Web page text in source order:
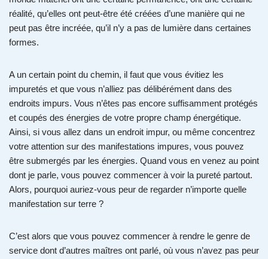
réalité, qu’elles ont peut-être été créées d’une manière qui ne
peut pas être incréée, qu’il n’y a pas de lumière dans certaines
formes.
A un certain point du chemin, il faut que vous évitiez les
impuretés et que vous n’alliez pas délibérément dans des
endroits impurs. Vous n’êtes pas encore suffisamment protégés
et coupés des énergies de votre propre champ énergétique.
Ainsi, si vous allez dans un endroit impur, ou même concentrez
votre attention sur des manifestations impures, vous pouvez
être submergés par les énergies. Quand vous en venez au point
dont je parle, vous pouvez commencer à voir la pureté partout.
Alors, pourquoi auriez-vous peur de regarder n’importe quelle
manifestation sur terre ?
C’est alors que vous pouvez commencer à rendre le genre de
service dont d’autres maîtres ont parlé, où vous n’avez pas peur